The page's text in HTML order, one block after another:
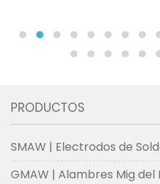
PRODUCTOS
SMAW | Electrodos de
GMAW | Alambres Mig del